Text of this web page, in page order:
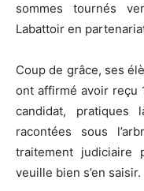
sommes tournés
Labattoir en
Coup de grâce, ses
ont affirmé avoir reçu
candidat, pratiques
racontées sous
traitement judiciaire
veuille bien s’en saisir.